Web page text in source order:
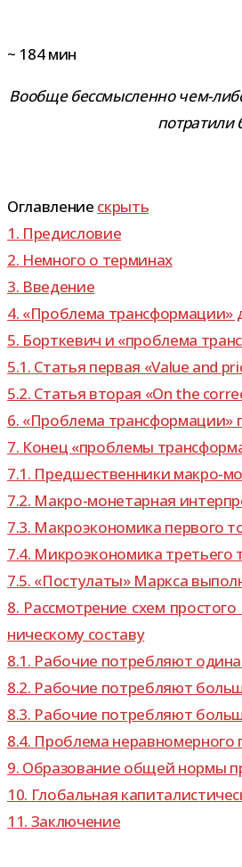
~ 184 мин
Вообще бес­смыс­ленно чем-​
потра­тили
Оглавление скрыть
1. Предисловие
2. Немного о терминах
3. Введение
4. «Проблема транс­фор­ма­ции»
5. Борткевич и «про­блема
5.1. Статья пер­вая «Value and
5.2. Статья вто­рая «On the
6. «Проблема транс­фор­ма­ции»
7. Конец «про­блемы
7.1. Предшественники макро-​
7.2. Макро-​монетарная
7.3. Макроэкономика пер­вого
7.4. Микроэкономика тре­тьего
7.5. «Постулаты» Маркса
8. Рассмотрение схем
ни­че­скому составу
8.1. Рабочие потреб­ляют
8.2. Рабочие потреб­ляют
8.3. Рабочие потреб­ляют
8.4. Проблема нерав­но­мер­ного
9. Образование общей нормы
10. Глобальная
11. Заключение